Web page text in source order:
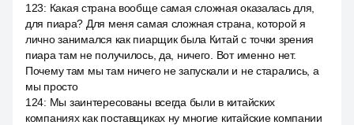
123: Какая страна вообще самая сложная оказалась для,
для пиара? Для меня самая сложная страна, которой я
лично занимался как пиарщик была Китай с точки зрения
пиара там не получилось, да, ничего. Вот именно нет.
Почему там мы там ничего не запускали и не старались, а
мы просто
124: Мы заинтересованы всегда были в китайских
компаниях как поставщиках ну многие китайские компании